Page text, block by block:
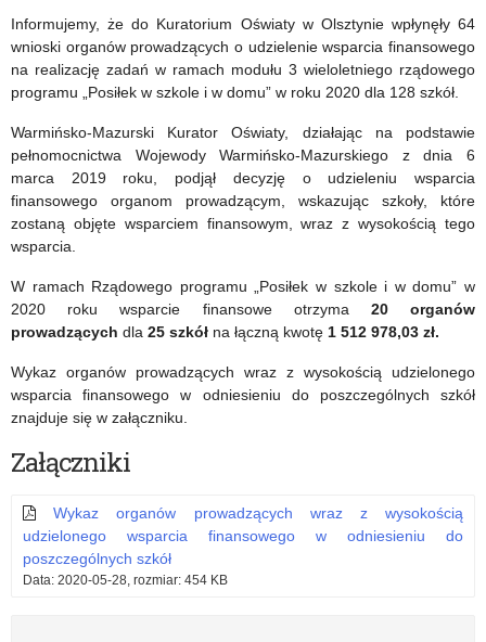
Informujemy, że do Kuratorium Oświaty w Olsztynie wpłynęły 64
wnioski organów prowadzących o udzielenie wsparcia finansowego
na realizację zadań w ramach modułu 3 wieloletniego rządowego
programu „Posiłek w szkole i w domu” w roku 2020 dla 128 szkół.
Warmińsko-Mazurski Kurator Oświaty, działając na podstawie
pełnomocnictwa Wojewody Warmińsko-Mazurskiego z dnia 6
marca 2019 roku, podjął decyzję o udzieleniu wsparcia
finansowego organom prowadzącym, wskazując szkoły, które
zostaną objęte wsparciem finansowym, wraz z wysokością tego
wsparcia.
W ramach Rządowego programu „Posiłek w szkole i w domu” w
2020 roku wsparcie finansowe otrzyma 20 organów
prowadzących dla 25 szkół na łączną kwotę 1 512 978,03 zł.
Wykaz organów prowadzących wraz z wysokością udzielonego
wsparcia finansowego w odniesieniu do poszczególnych szkół
znajduje się w załączniku.
Załączniki
Wykaz organów prowadzących wraz z wysokością
udzielonego wsparcia finansowego w odniesieniu do
poszczególnych szkół
Data: 2020-05-28, rozmiar: 454 KB
rządowego
programu
w
szkole
i
domu”
w
domu